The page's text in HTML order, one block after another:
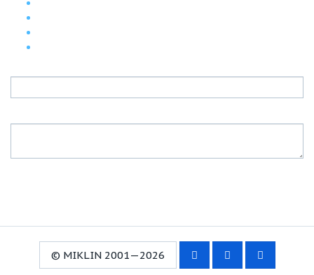
© MIKLIN 2001—2026